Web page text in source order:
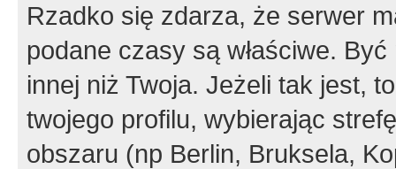
Rzadko się zdarza, że serwer
podane czasy są właściwe.
innej niż Twoja. Jeżeli tak jest,
twojego profilu, wybierając
obszaru (np Berlin, Bruksela,